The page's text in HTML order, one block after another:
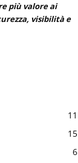
più valore ai
visibilità e
11
15
6